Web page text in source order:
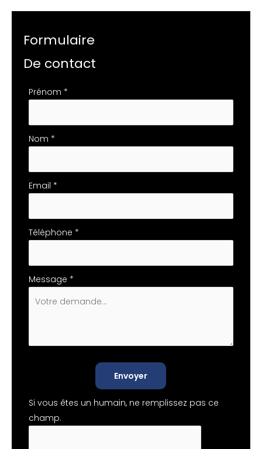
Formulaire
De contact
Formulaire
avec
téléphone
Prénom *
Nom *
Email *
Téléphone *
Message *
Envoyer
Si vous êtes un humain, ne remplissez pas ce
champ.